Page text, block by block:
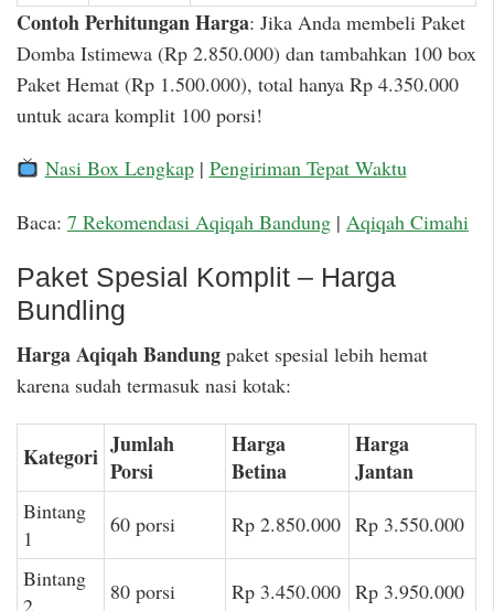
Contoh Perhitungan Harga: Jika Anda membeli Paket
Domba Istimewa (Rp 2.850.000) dan tambahkan 100 box
Paket Hemat (Rp 1.500.000), total hanya Rp 4.350.000
untuk acara komplit 100 porsi!
Nasi Box Lengkap| Pengiriman Tepat Waktu
Baca: 7 Rekomendasi Aqiqah Bandung | Aqiqah Cimahi
Paket Spesial Komplit – Harga
Bundling
Harga Aqiqah Bandung paket spesial lebih hemat
karena sudah termasuk nasi kotak:
Kategori Jumlah
Porsi
Harga
Betina
Harga
Jantan
Bintang
1
60 porsi Rp 2.850.000 Rp 3.550.000
Bintang
2
80 porsi Rp 3.450.000 Rp 3.950.000